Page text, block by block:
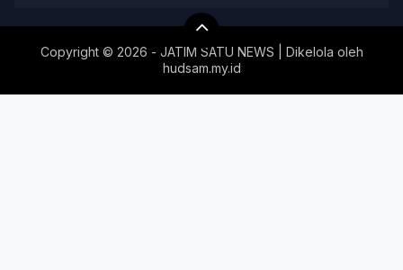
Copyright © 2026 - JATIM SATU NEWS | Dikelola oleh
hudsam.my.id